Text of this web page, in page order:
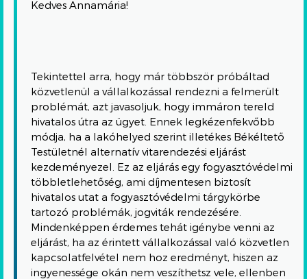
Kedves Annamária!
Tekintettel arra, hogy már többször próbáltad
közvetlenül a vállalkozással rendezni a felmerült
problémát, azt javasoljuk, hogy immáron tereld
hivatalos útra az ügyet. Ennek legkézenfekvőbb
módja, ha a lakóhelyed szerint illetékes Békéltető
Testületnél alternatív vitarendezési eljárást
kezdeményezel. Ez az eljárás egy fogyasztóvédelmi
többletlehetőség, ami díjmentesen biztosít
hivatalos utat a fogyasztóvédelmi tárgykörbe
tartozó problémák, jogviták rendezésére.
Mindenképpen érdemes tehát igénybe venni az
eljárást, ha az érintett vállalkozással való közvetlen
kapcsolatfelvétel nem hoz eredményt, hiszen az
ingyenessége okán nem veszíthetsz vele, ellenben